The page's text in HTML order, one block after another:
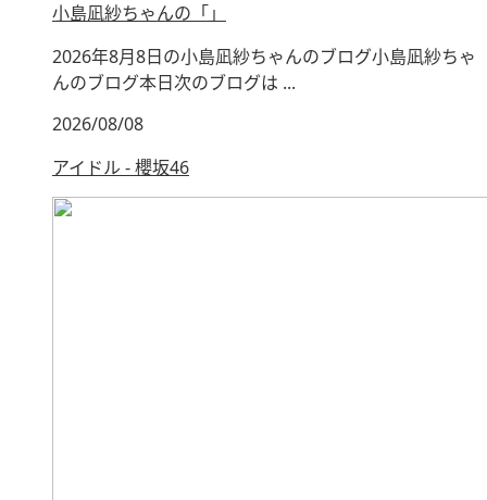
小島凪紗ちゃんの「」
2026年8月8日の小島凪紗ちゃんのブログ小島凪紗ちゃ
んのブログ本日次のブログは ...
2026/08/08
アイドル - 櫻坂46